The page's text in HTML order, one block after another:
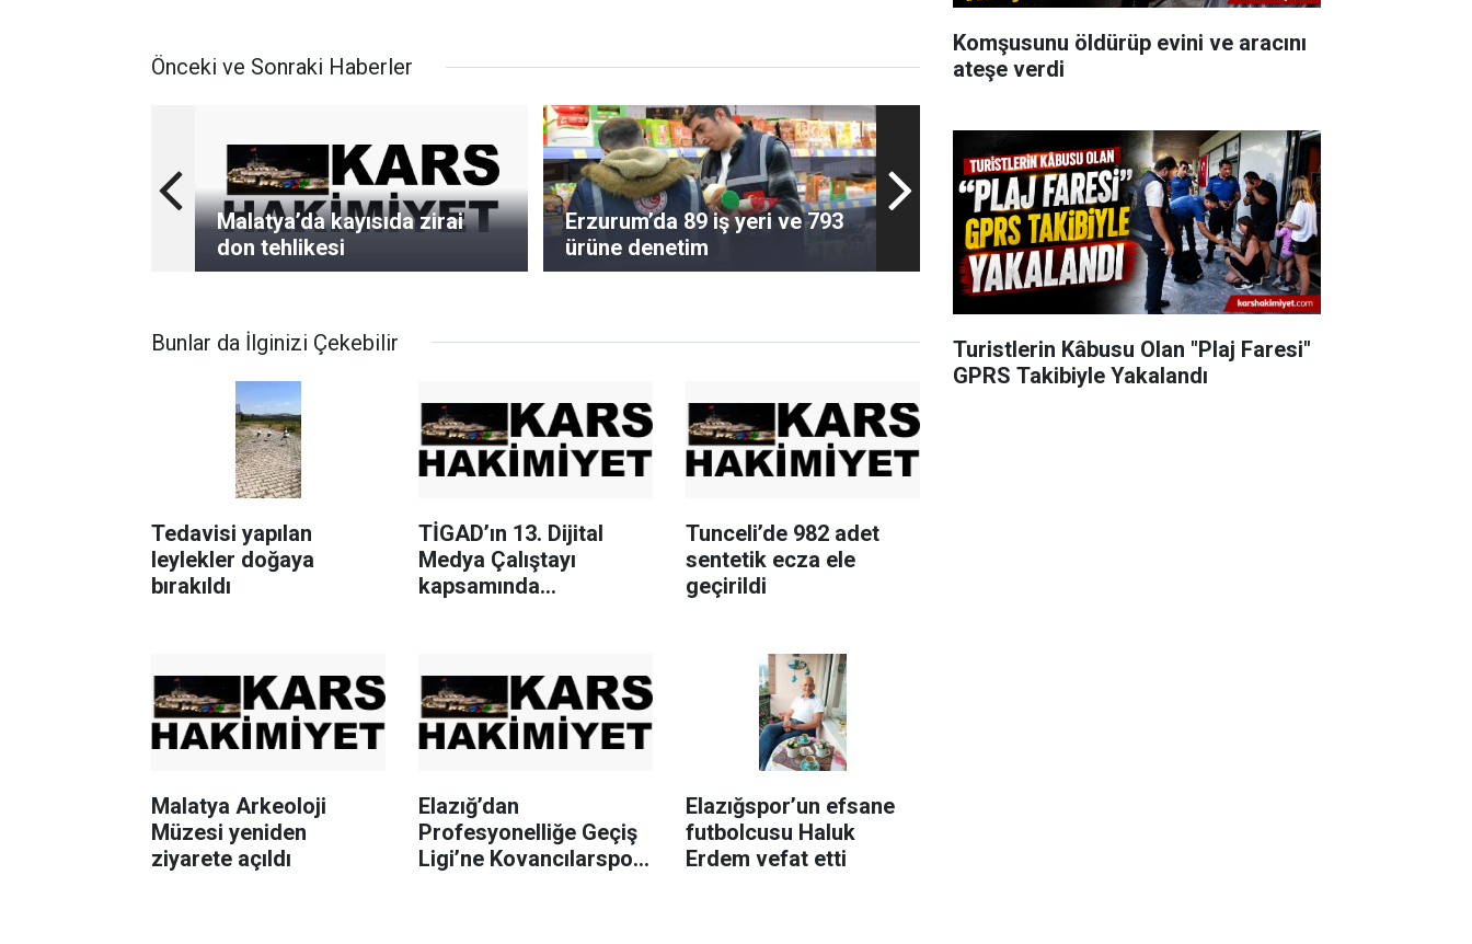
Önceki ve Sonraki Haberler
Malatya’da kayısıda zirai
don tehlikesi
Erzurum’da 89 iş yeri ve 793
ürüne denetim
Bunlar da İlginizi Çekebilir
Tedavisi yapılan
leylekler doğaya
bırakıldı
TİGAD’ın 13. Dijital
Medya Çalıştayı
kapsamında
Tunceli’de 982 adet
sentetik ecza ele
geçirildi
Malatya Arkeoloji
Müzesi yeniden
ziyarete açıldı
Elazığ’dan
Profesyonelliğe Geçiş
Ligi’ne Kovancılarspor
Elazığspor’un efsane
futbolcusu Haluk
Erdem vefat etti
Komşusunu öldürüp evini ve aracını
ateşe verdi
Turistlerin Kâbusu Olan "Plaj Faresi"
GPRS Takibiyle Yakalandı